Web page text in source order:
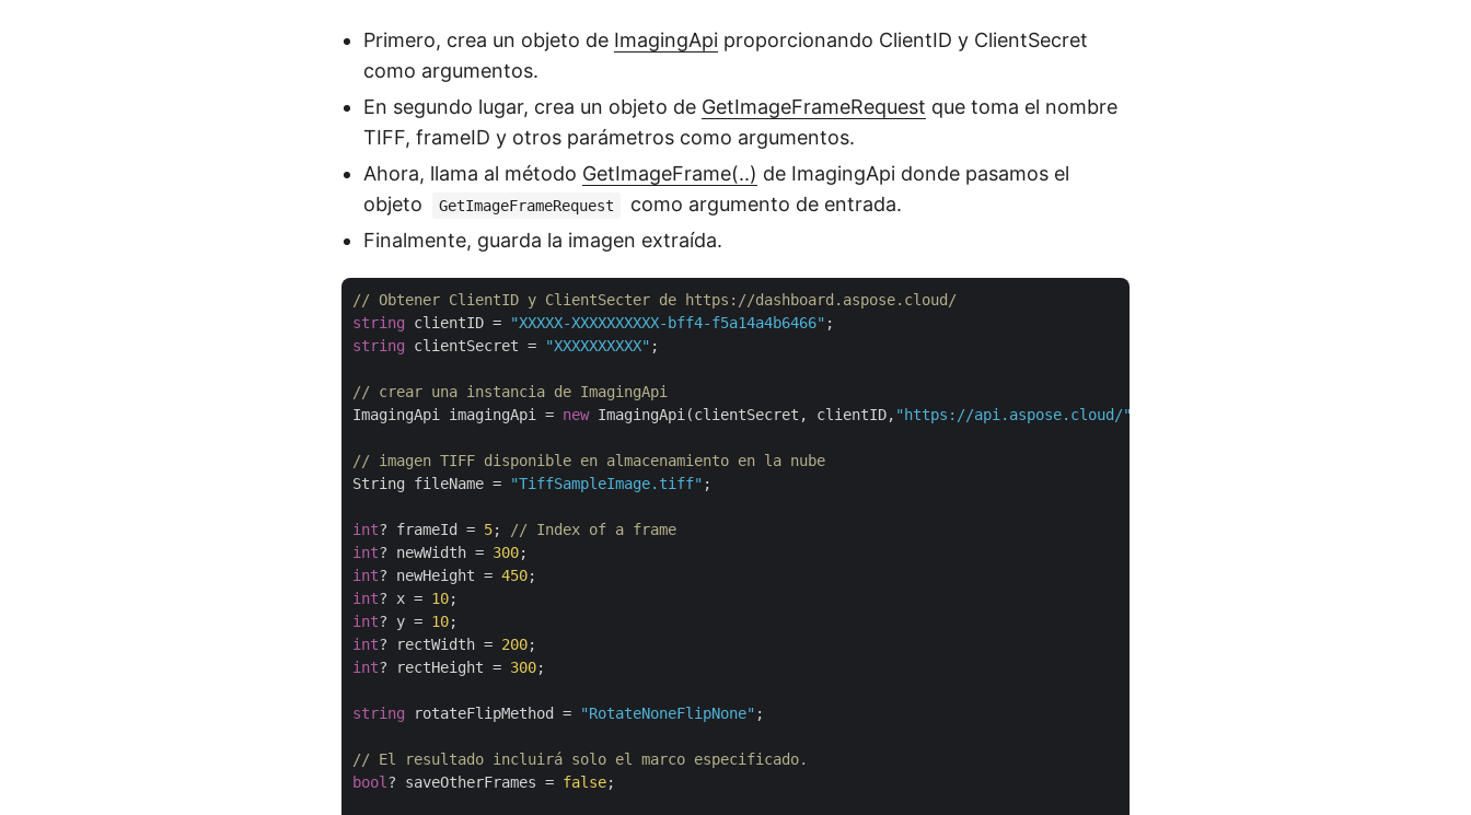
Primero, crea un objeto de ImagingApi proporcionando ClientID y ClientSecret
como argumentos.
En segundo lugar, crea un objeto de GetImageFrameRequest que toma el nombre
TIFF, frameID y otros parámetros como argumentos.
Ahora, llama al método GetImageFrame(..) de ImagingApi donde pasamos el
objeto
GetImageFrameRequest
como argumento de entrada.
Finalmente, guarda la imagen extraída.
// Obtener ClientID y ClientSecter de https://dashboard.aspose.cloud/
string clientID = "XXXXX-XXXXXXXXXX-bff4-f5a14a4b6466"
string clientSecret = "XXXXXXXXXX" ;
// crear una instancia de ImagingApi
ImagingApi imagingApi = new ImagingApi(clientSecret, clientID, "https://api.aspose.cloud/"
// imagen TIFF disponible en almacenamiento en la nube
String fileName =
"TiffSampleImage.tiff" ;
int? frameId = 5;
// Index of a frame
int? newWidth = 300
int? newHeight = 450
int? x = 10
int? y = 10
int? rectWidth = 200
int? rectHeight = 300;
string rotateFlipMethod = "RotateNoneFlipNone" ;
// El resultado incluirá solo el marco especificado.
bool ? saveOtherFrames = false;